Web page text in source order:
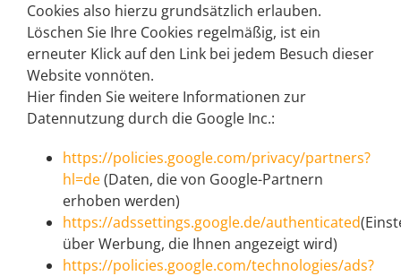
Cookies also hierzu grundsätzlich erlauben.
Löschen Sie Ihre Cookies regelmäßig, ist ein
erneuter Klick auf den Link bei jedem Besuch dieser
Website vonnöten.
Hier finden Sie weitere Informationen zur
Datennutzung durch die Google Inc.:
https://policies.google.com/privacy/partners?
hl=de(Daten, die von Google-Partnern
erhoben werden)
https://adssettings.google.de/authenticated
über Werbung, die Ihnen angezeigt wird)
https://policies.google.com/technologies/ads?